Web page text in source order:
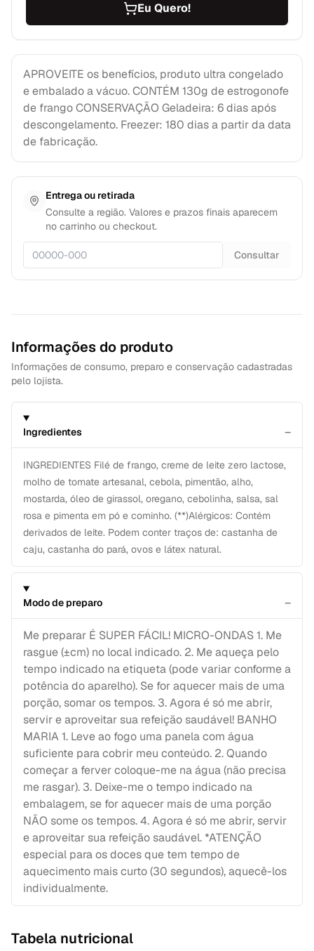
Eu Quero!
APROVEITE os benefícios, produto ultra congelado
e embalado a vácuo. CONTÉM 130g de estrogonofe
de frango CONSERVAÇÃO Geladeira: 6 dias após
descongelamento. Freezer: 180 dias a partir da data
de fabricação.
Entrega ou retirada
Consulte a região. Valores e prazos finais aparecem
no carrinho ou checkout.
Consultar
Informações do produto
Informações de consumo, preparo e conservação cadastradas
pelo lojista.
Ingredientes −
INGREDIENTES Filé de frango, creme de leite zero lactose,
molho de tomate artesanal, cebola, pimentão, alho,
mostarda, óleo de girassol, oregano, cebolinha, salsa, sal
rosa e pimenta em pó e cominho. (**)Alérgicos: Contém
derivados de leite. Podem conter traços de: castanha de
caju, castanha do pará, ovos e látex natural.
Modo de preparo −
Me preparar É SUPER FÁCIL! MICRO-ONDAS 1. Me
rasgue (±cm) no local indicado. 2. Me aqueça pelo
tempo indicado na etiqueta (pode variar conforme a
potência do aparelho). Se for aquecer mais de uma
porção, somar os tempos. 3. Agora é só me abrir,
servir e aproveitar sua refeição saudável! BANHO
MARIA 1. Leve ao fogo uma panela com água
suficiente para cobrir meu conteúdo. 2. Quando
começar a ferver coloque-me na água (não precisa
me rasgar). 3. Deixe-me o tempo indicado na
embalagem, se for aquecer mais de uma porção
NÃO some os tempos. 4. Agora é só me abrir, servir
e aproveitar sua refeição saudável. *ATENÇÃO
especial para os doces que tem tempo de
aquecimento mais curto (30 segundos), aquecê-los
individualmente.
Tabela nutricional